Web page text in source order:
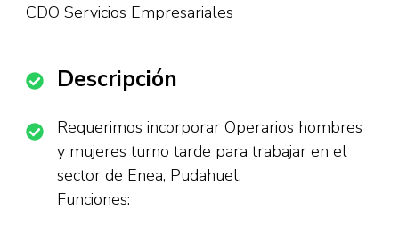
CDO Servicios Empresariales
Descripción
Requerimos incorporar Operarios hombres
y mujeres turno tarde para trabajar en el
sector de Enea, Pudahuel.
Funciones: